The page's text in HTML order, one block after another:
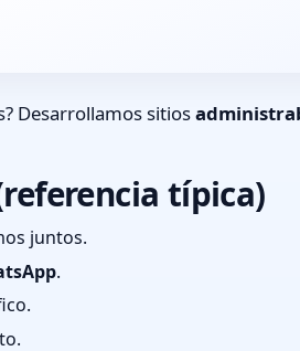
Desarrollamos sitios
típica)
juntos.
.